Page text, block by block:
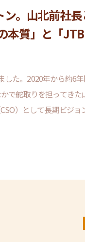
なぐ。二次交
Cruise」担当
北。東北の旅にはさま
て、移動に悩む！」と
ょうか。飛行機や新幹
。山北前社長
本質」と「
た。2020年から約6年
で舵取りを担ってきた
）として長期ビジョ
コンテンツが
上がりの成長を続ける
「推し活」という言葉
プのツアーや演歌のコ
マに。JTBと
信の新しいア
組「秘密のケンミン
、全国47都道府県にネ
組み、SNS限定ショー